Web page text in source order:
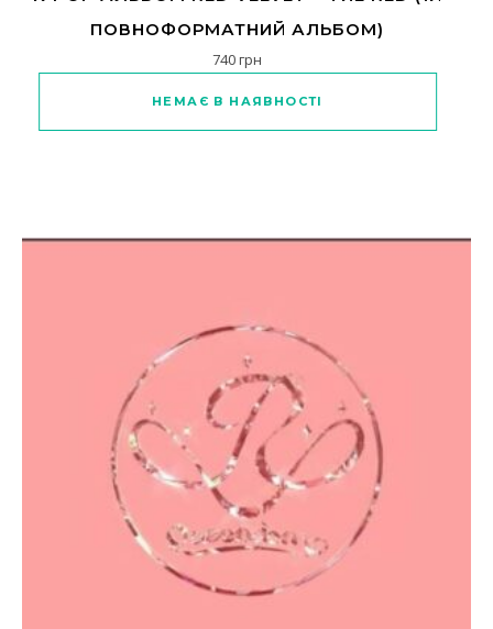
ПОВНОФОРМАТНИЙ АЛЬБОМ)
740грн
НЕМАЄ В НАЯВНОСТІ